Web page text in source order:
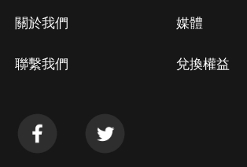
關於我們
聯繫我們
媒體
兌換權益